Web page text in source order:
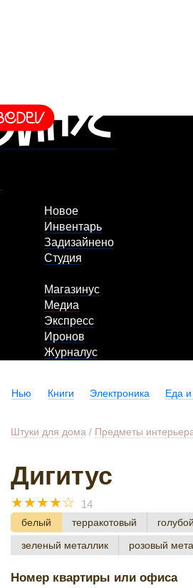
Новое
Инвентарь
Задизайнено
Студия
Магазинус
Медиа
Экспресс
Иронов
Журналус
Нью Книги Электроника Еда и
Штуки для дома / Предметы
Дигитус
☆
☆
☆
☆
☆ 14
белый терракотовый
зеленый металлик
розовый
Номер квартиры или офиса